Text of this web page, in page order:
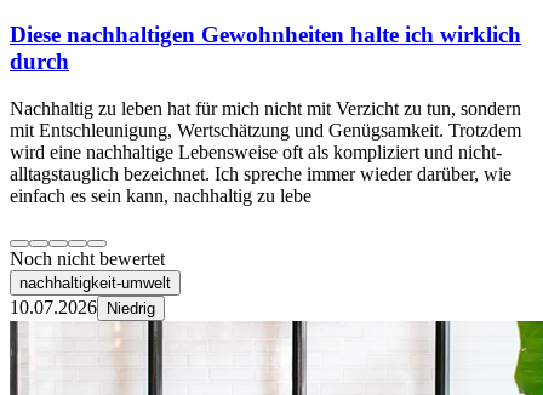
Diese nachhaltigen Gewohnheiten halte ich wirklich
durch
Nachhaltig zu leben hat für mich nicht mit Verzicht zu tun, sondern
mit Entschleunigung, Wertschätzung und Genügsamkeit. Trotzdem
wird eine nachhaltige Lebensweise oft als kompliziert und nicht-
alltagstauglich bezeichnet. Ich spreche immer wieder darüber, wie
einfach es sein kann, nachhaltig zu lebe
Noch nicht bewertet
nachhaltigkeit-umwelt
10.07.2026 Niedrig